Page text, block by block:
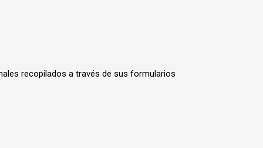
recopilados a través de sus formularios